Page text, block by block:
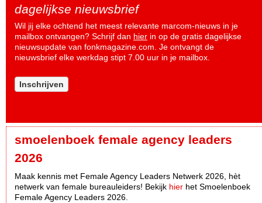
dagelijkse nieuwsbrief
Wil jij elke ochtend het meest relevante marcom-nieuws in je
mailbox ontvangen? Schrijf dan hier in op de gratis dagelijkse
nieuwsupdate van fonkmagazine.com. Je ontvangt de
nieuwsbrief elke werkdag stipt 7.00 uur in je mailbox.
Inschrijven
smoelenboek female agency leaders
2026
Maak kennis met Female Agency Leaders Netwerk 2026, hèt
netwerk van female bureauleiders! Bekijk hier het Smoelenboek
Female Agency Leaders 2026.